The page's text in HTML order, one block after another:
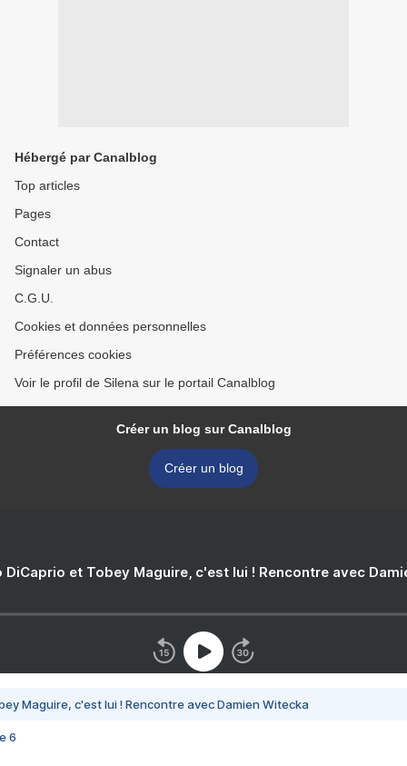
Hébergé par Canalblog
Top articles
Pages
Contact
Signaler un abus
C.G.U.
Cookies et données personnelles
Préférences cookies
Voir le profil de Silena sur le portail Canalblog
Créer un blog sur Canalblog
Créer un blog
DiCaprio et Tobey Maguire, c'est lui ! Rencontre avec
Maguire, c'est lui ! Rencontre avec Damien Witecka
6